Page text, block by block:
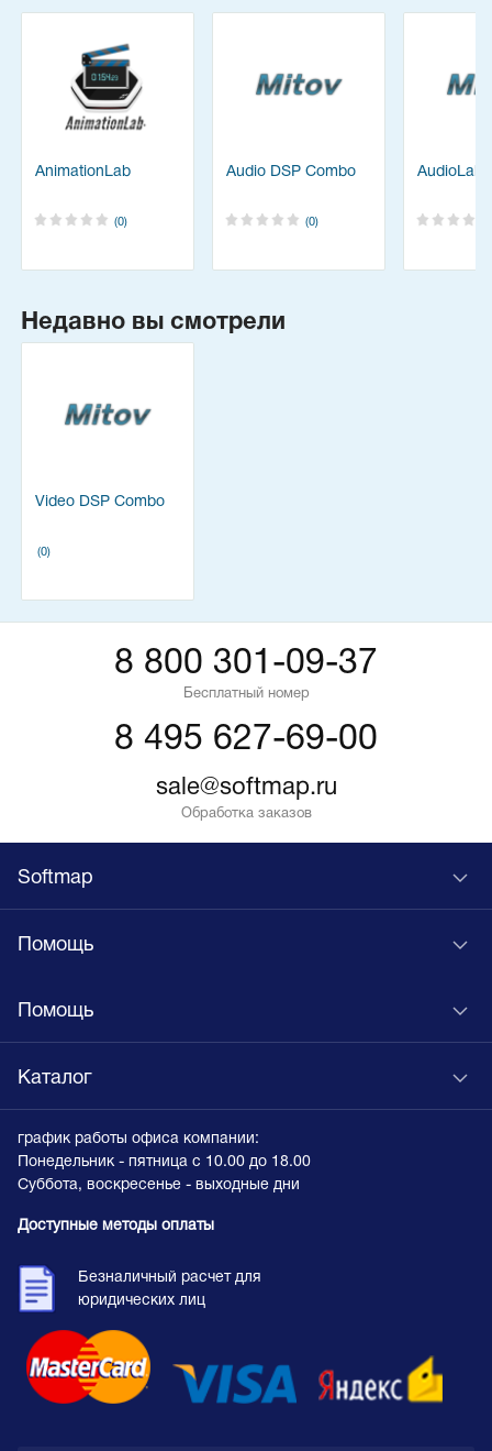
AnimationLab
(0)
Audio DSP Combo
(0)
AudioLab
Недавно вы смотрели
Video DSP Combo
(0)
8 800 301-09-37
Бесплатный номер
8 495 627-69-00
sale@softmap.ru
Обработка заказов
Softmap
Помощь
Помощь
Каталог
график работы офиса компании:
Понедельник - пятница с 10.00 до 18.00
Суббота, воскресенье - выходные дни
Доступные методы оплаты
Безналичный расчет для
юридических лиц